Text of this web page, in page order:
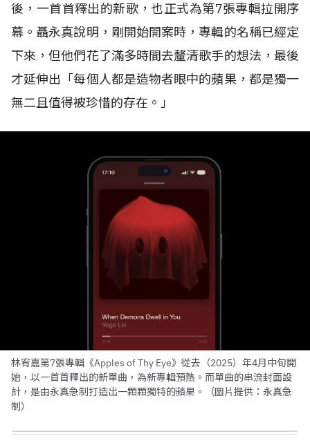
後，一首首釋出的新歌，也正式為第7張專輯拉開序
幕。聶永真說明，剛開始開案時，專輯的名稱已經定
下來，但他們花了滿多時間去釐清歌手的想法，最後
才延伸出「每個人都是造物者眼中的蘋果，都是獨一
無二且值得被珍惜的存在。」
林宥嘉第7張專輯《Apples of Thy Eye》從去（2025）年4月中旬開
始，以一首首釋出的新單曲，為新專輯預熱。而單曲的串流封面設
計，是由永真急制打造出一顆顆獨特的蘋果。（圖片提供：永真急
制）